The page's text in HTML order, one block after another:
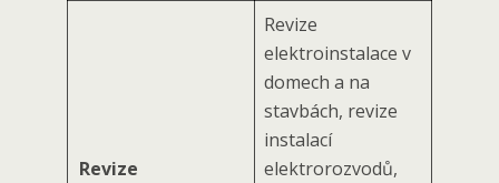
Revize
Revize
elektroinstalace v
domech a na
stavbách, revize
instalací
elektrorozvodů,